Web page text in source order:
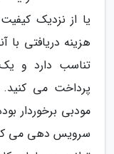
یا از نزدیک
هزینه دریافتی با
تناسب دارد و
پرداخت می
مودبی برخوردار
سرویس دهی می